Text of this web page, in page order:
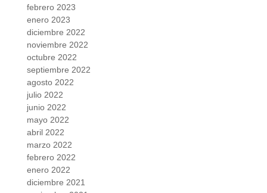
febrero 2023
enero 2023
diciembre 2022
noviembre 2022
octubre 2022
septiembre 2022
agosto 2022
julio 2022
junio 2022
mayo 2022
abril 2022
marzo 2022
febrero 2022
enero 2022
diciembre 2021